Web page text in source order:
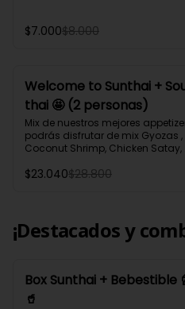
$7.000$8.000
Welcome to Sunthai +
thai 🤩 (2 personas)
Mix de nuestros mejores
podrás disfrutar de mix Gyozas ,
Coconut Shrimp, Chicken Satay,
Mongolianas, papas fritas en
$23.040$28.800
¡Destacados y
Box Sunthai + Bebestible
🥤